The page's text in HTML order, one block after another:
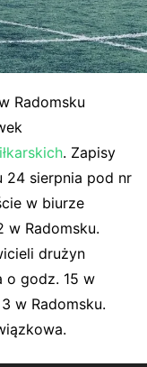
Radomsku
. Zapisy
24 sierpnia pod nr
w biurze
w Radomsku.
drużyn
o godz. 15 w
w Radomsku.